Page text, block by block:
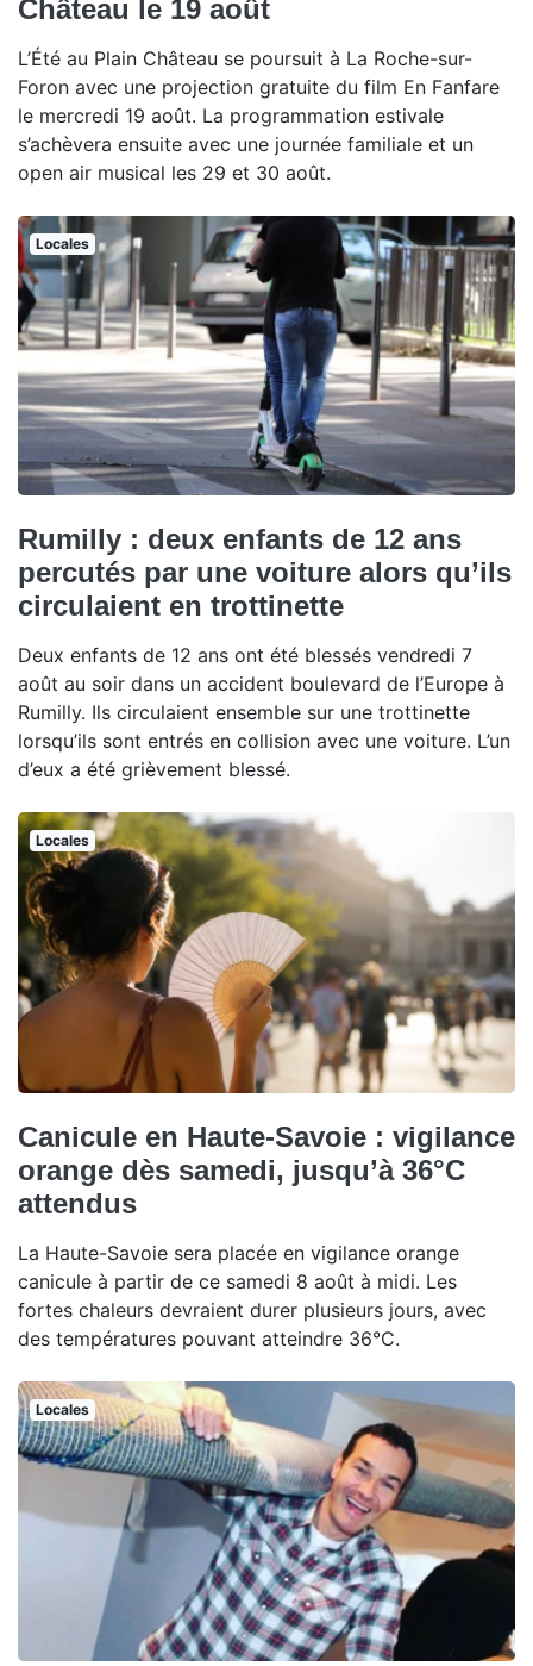
Château le 19 août
L’Été au Plain Château se poursuit à La Roche-sur-
Foron avec une projection gratuite du film En Fanfare
le mercredi 19 août. La programmation estivale
s’achèvera ensuite avec une journée familiale et un
open air musical les 29 et 30 août.
Locales
Rumilly : deux enfants de 12 ans
percutés par une voiture alors qu’ils
circulaient en trottinette
Deux enfants de 12 ans ont été blessés vendredi 7
août au soir dans un accident boulevard de l’Europe à
Rumilly. Ils circulaient ensemble sur une trottinette
lorsqu’ils sont entrés en collision avec une voiture. L’un
d’eux a été grièvement blessé.
Locales
Canicule en Haute-Savoie : vigilance
orange dès samedi, jusqu’à 36°C
attendus
La Haute-Savoie sera placée en vigilance orange
canicule à partir de ce samedi 8 août à midi. Les
fortes chaleurs devraient durer plusieurs jours, avec
des températures pouvant atteindre 36°C.
Locales